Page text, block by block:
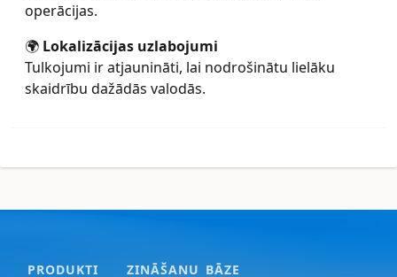
operācijas.
🌍 Lokalizācijas uzlabojumi
Tulkojumi ir atjaunināti, lai nodrošinātu lielāku
skaidrību dažādās valodās.
PRODUKTI ZINĀŠANU BĀZE